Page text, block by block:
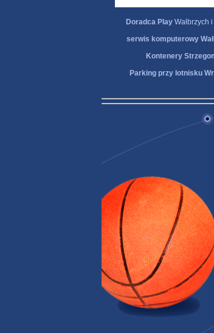
Doradca PlayWałbrzych
serwis komputerowy
Kontenery
Parking przy lotnisku